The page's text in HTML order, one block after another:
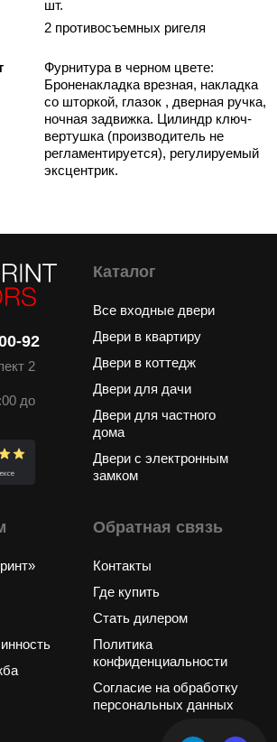
шт.
2 противосъемных ригеля
Фурнитура в черном цвете:
Броненакладка врезная, накладка
со шторкой, глазок , дверная ручка,
ночная задвижка. Цилиндр ключ-
вертушка (производитель не
регламентируется), регулируемый
эксцентрик.
92
2
до
Каталог
Все входные двери
Двери в квартиру
Двери в коттедж
Двери для дачи
Двери для частного
дома
Двери с электронным
замком
Обратная связь
Контакты
Где купить
Стать дилером
Политика
конфиденциальности
Согласие на обработку
персональных данных